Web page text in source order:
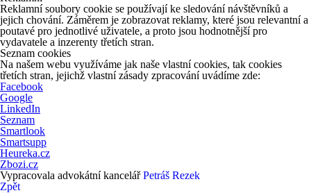
Reklamní soubory cookie se používají ke sledování návštěvníků a
jejich chování. Záměrem je zobrazovat reklamy, které jsou relevantní a
poutavé pro jednotlivé uživatele, a proto jsou hodnotnější pro
vydavatele a inzerenty třetích stran.
Seznam cookies
Na našem webu využíváme jak naše vlastní cookies, tak cookies
třetích stran, jejichž vlastní zásady zpracování uvádíme zde:
Facebook
Google
LinkedIn
Seznam
Smartlook
Smartsupp
Heureka.cz
Zbozi.cz
Vypracovala advokátní kancelářPetráš Rezek
Zpět